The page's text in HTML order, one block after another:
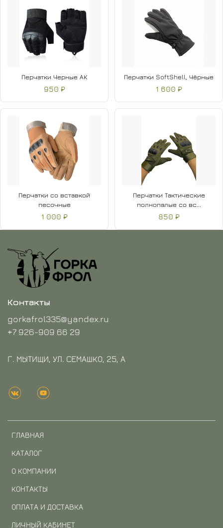
Перчатки Черные АК
950 ₽
Перчатки SoftShell, Чёрные
1 600 ₽
Перчатки со вставкой
песочные
1 000 ₽
Перчатки Тактические
полнопалые со вс...
850 ₽
ГЛАВНАЯ
КАТАЛОГ
О КОМПАНИИ
КОНТАКТЫ
ОПЛАТА И ДОСТАВКА
ЛИЧНЫЙ КАБИНЕТ
Контакты
gorkafrol335@yandex.ru
+7 926-909 66 29
Г. МЫТИЩИ, УЛ. СЕМАШКО, 25, А